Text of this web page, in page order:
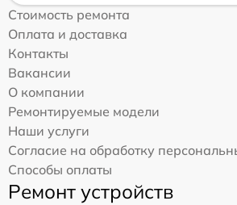
Стоимость ремонта
Оплата и доставка
Контакты
Вакансии
О компании
Ремонтируемые модели
Наши услуги
Согласие на обработку
Способы оплаты
Ремонт устройств